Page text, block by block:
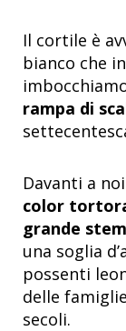
Il cortile è
bianco che
rampa di
Davanti a
color
grande
una soglia
possenti
delle
secoli.